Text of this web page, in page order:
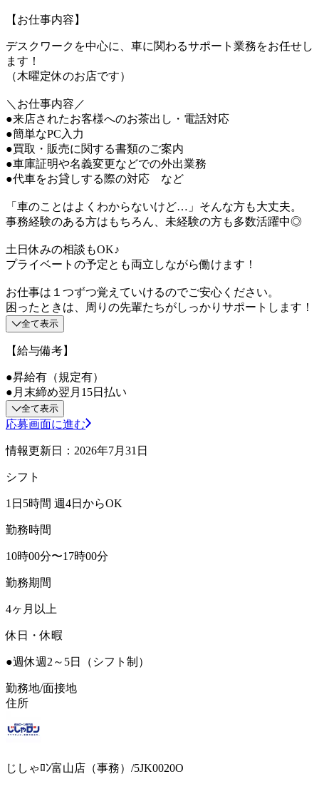
【お仕事内容】
デスクワークを中心に、車に関わるサポート業務をお任せし
ます！
（木曜定休のお店です）
＼お仕事内容／
●来店されたお客様へのお茶出し・電話対応
●簡単なPC入力
●買取・販売に関する書類のご案内
●車庫証明や名義変更などでの外出業務
●代車をお貸しする際の対応 など
「車のことはよくわからないけど…」そんな方も大丈夫。
事務経験のある方はもちろん、未経験の方も多数活躍中◎
土日休みの相談もOK♪
プライベートの予定とも両立しながら働けます！
お仕事は１つずつ覚えていけるのでご安心ください。
困ったときは、周りの先輩たちがしっかりサポートします！
全て表示
【給与備考】
●昇給有（規定有）
●月末締め翌月15日払い
全て表示
応募画面に進む
情報更新日：2026年7月31日
シフト
1日5時間 週4日からOK
勤務時間
10時00分〜17時00分
勤務期間
4ヶ月以上
休日・休暇
●週休週2～5日（シフト制）
勤務地/面接地
住所
じしゃﾛﾝ富山店（事務）/5JK0020O